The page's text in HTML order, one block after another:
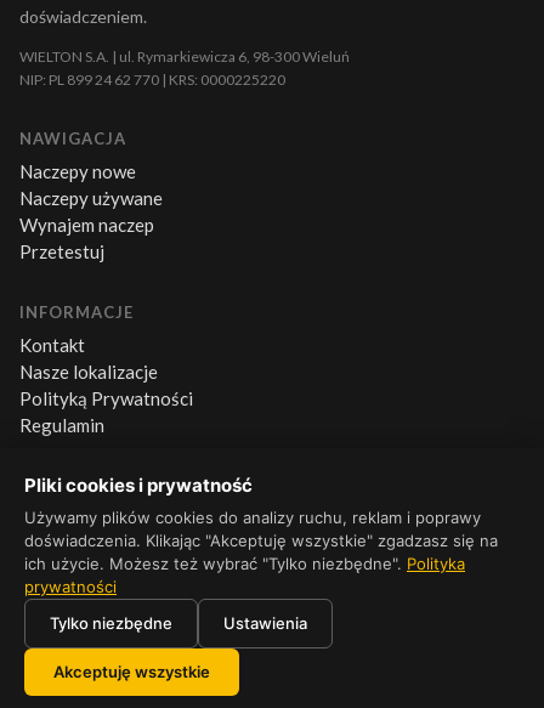
Pliki cookies i prywatność
Używamy plików cookies do analizy ruchu, reklam i poprawy
doświadczenia. Klikając "Akceptuję wszystkie" zgadzasz się na
ich użycie. Możesz też wybrać "Tylko niezbędne". Polityka
prywatności
Tylko niezbędne
Ustawienia
Akceptuję wszystkie
doświadczeniem.
WIELTON S.A. | ul. Rymarkiewicza 6, 98-300 Wieluń
NIP: PL 899 24 62 770 | KRS: 0000225220
NAWIGACJA
Naczepy nowe
Naczepy używane
Wynajem naczep
Przetestuj
INFORMACJE
Kontakt
Nasze lokalizacje
Polityką Prywatności
Regulamin
KONTAKT
+48 660 500 600
Pn–Pt 8:00–16:00
© 2026 Platforma Wielton. Wszelkie prawa zastrzeżone.